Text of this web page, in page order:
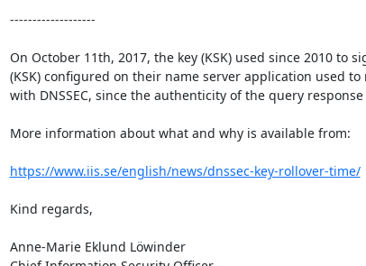
-------------------
On October 11th, 2017, the key (KSK) used since 2010
(KSK) configured on their name server application used
with DNSSEC, since the authenticity of the query
More information about what and why is available from:
https://www.iis.se/english/news/dnssec-key-rollover-time/
Kind regards,
Anne-Marie Eklund Löwinder